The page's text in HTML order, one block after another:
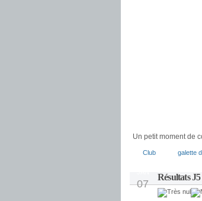
Un petit moment de
Club galette
07
Résultats